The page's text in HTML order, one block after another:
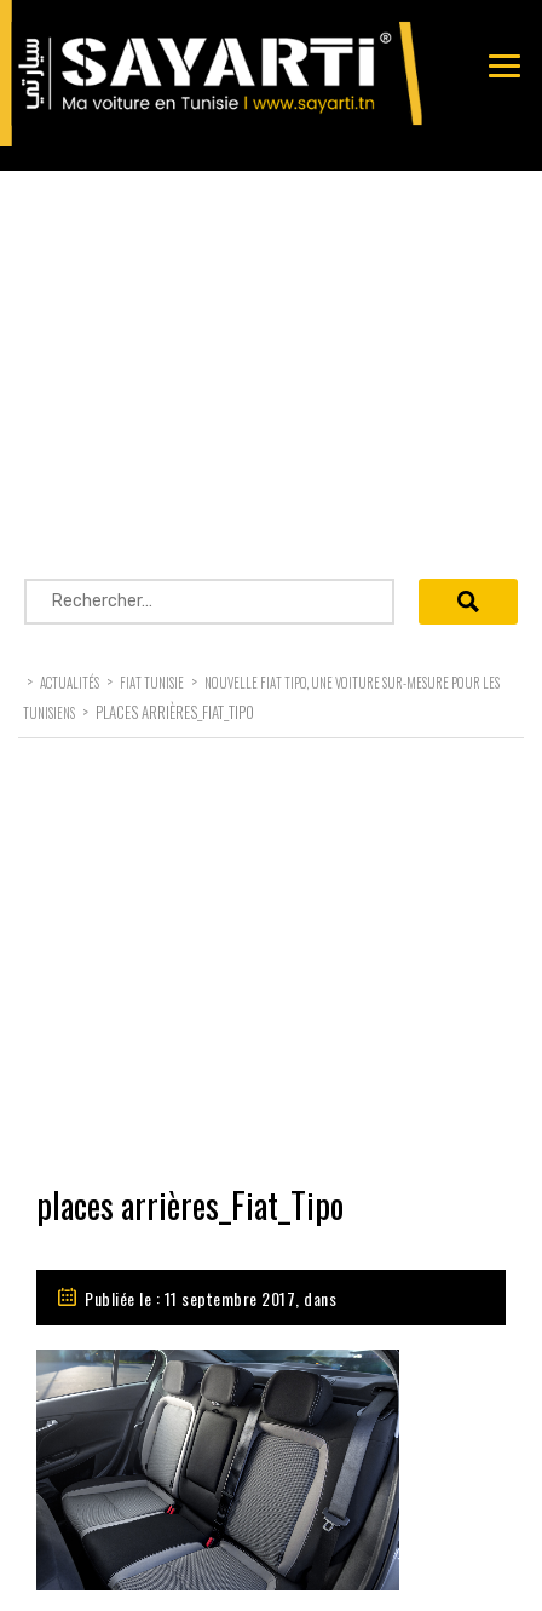
Rechercher :
> ACTUALITÉS > FIAT TUNISIE > NOUVELLE FIAT TIPO, UNE VOITURE SUR-MESURE POUR LES
TUNISIENS > PLACES ARRIÈRES_FIAT_TIPO
places arrières_Fiat_Tipo
Publiée le : 11 septembre 2017, dans